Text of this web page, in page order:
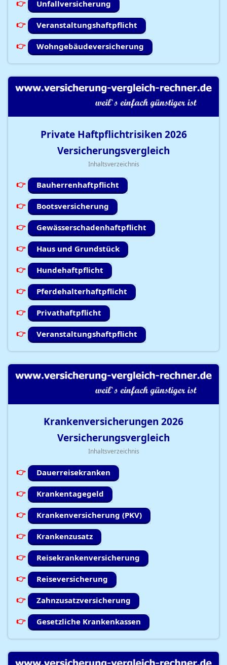
Unfallversicherung
Veranstaltungshaftpflicht
Wohngebäudeversicherung
Private Haftpflichtrisiken 2026
Versicherungsvergleich
Inhaltsverzeichnis
Bauherrenhaftpflicht
Bootsversicherung
Gewässerschadenhaftpflicht
Haus und Grundstück
Hundehaftpflicht
Pferdehalterhaftpflicht
Privathaftpflicht
Veranstaltungshaftpflicht
Krankenversicherungen 2026
Versicherungsvergleich
Inhaltsverzeichnis
Dauerreisekranken
Krankentagegeld
Krankenversicherung (PKV)
Krankenzusatz
Reisekrankenversicherung
Reiseversicherung
Zahnzusatzversicherung
Gesetzliche Krankenkassen